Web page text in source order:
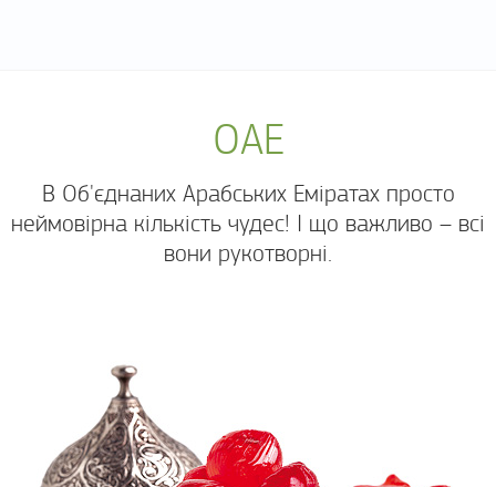
ОАЕ
В Об'єднаних Арабських Еміратах просто
неймовірна кількість чудес! І що важливо – всі
вони рукотворні.